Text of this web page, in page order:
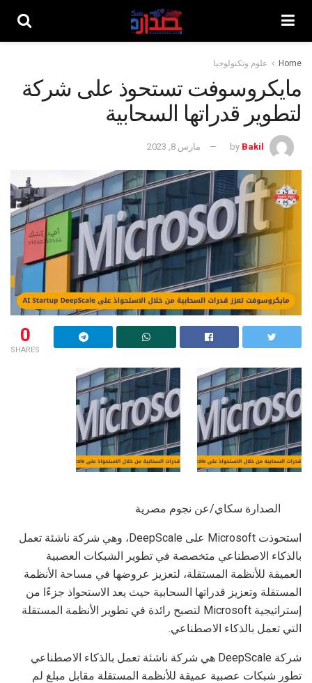
Home علوم وتكنولوجيا
مايكروسوفت تستحوذ على شركة
لتطوير قدراتها السحابية
by Bakil مارس 8, 2023
0
SHARES
الصدارة سكاي/عن نجوم مصرية
استحوذت Microsoft على DeepScale، وهي شركة ناشئة تعمل
بالذكاء الاصطناعي متخصصة في تطوير الشبكات العصبية
العميقة للأنظمة المستقلة، لتعزيز عروضها في مساحة الأنظمة
المستقلة وتعزيز قدراتها السحابية حيث يعد الاستحواذ جزءًا من
إستراتيجية Microsoft لتصبح رائدة في تطوير الأنظمة المستقلة
التي تعمل بالذكاء الاصطناعي.
شركة DeepScale هي شركة ناشئة تعمل بالذكاء الاصطناعي
تطور شبكات عصبية عميقة للأنظمة المستقلة مقابل مبلغ لم